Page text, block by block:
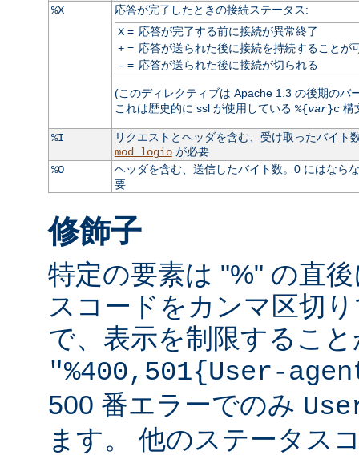
%X
応答が完了したときの接続ステータス:
X= 応答が完了する前に接続が異常終了
+= 応答が送られた後に接続を持続することが
- = 応答が送られた後に接続が切られる
(このディレクティブは Apache 1.3 の後期のバ
これは歴史的に ssl が使用している %{var}c構
%I
リクエストとヘッダを含む、受け取ったバイ
mod_logioが必要
%O
ヘッダを含む、送信したバイト数。0 にはなら
要
修飾子
特定の要素は "%" の直
スコードをカンマ区切
で、表示を制限するこ
"%400,501{User-
500 番エラーでのみ
ます。 他のステータス